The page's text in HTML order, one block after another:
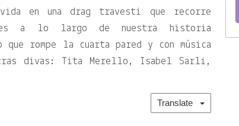
en una drag travesti que recorre
a lo largo de nuestra historia
que rompe la cuarta pared y con música
divas: Tita Merello, Isabel Sarli,
Translate